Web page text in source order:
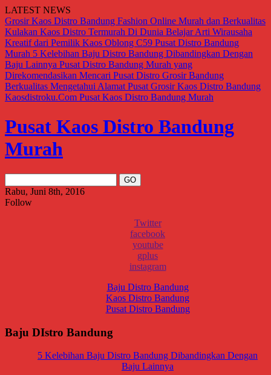
LATEST NEWS
Grosir Kaos Distro Bandung Fashion Online Murah dan Berkualitas
Kulakan Kaos Distro Termurah Di Dunia Belajar Arti Wirausaha
Kreatif dari Pemilik Kaos Oblong C59 Pusat Distro Bandung
Murah 5 Kelebihan Baju Distro Bandung Dibandingkan Dengan
Baju Lainnya Pusat Distro Bandung Murah yang
Direkomendasikan Mencari Pusat Distro Grosir Bandung
Berkualitas Mengetahui Alamat Pusat Grosir Kaos Distro Bandung
Kaosdistroku.Com Pusat Kaos Distro Bandung Murah
Pusat Kaos Distro Bandung
Murah
Rabu, Juni 8th, 2016
Follow
Twitter
facebook
youtube
gplus
instagram
Baju Distro Bandung
Kaos Distro Bandung
Pusat Distro Bandung
Baju DIstro Bandung
5 Kelebihan Baju Distro Bandung Dibandingkan Dengan
Baju Lainnya